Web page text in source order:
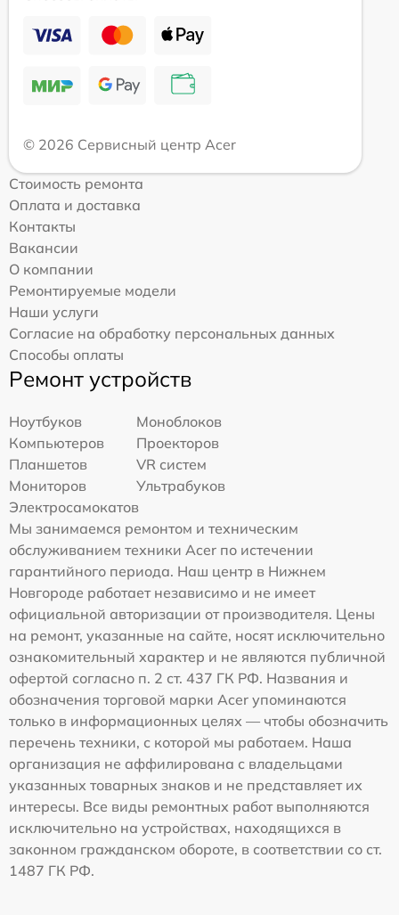
© 2026 Сервисный центр Acer
Стоимость ремонта
Оплата и доставка
Контакты
Вакансии
О компании
Ремонтируемые модели
Наши услуги
Согласие на обработку персональных данных
Способы оплаты
Ремонт устройств
Ноутбуков
Моноблоков
Компьютеров
Проекторов
Планшетов
VR систем
Мониторов
Ультрабуков
Электросамокатов
Мы занимаемся ремонтом и техническим
обслуживанием техники Acer по истечении
гарантийного периода. Наш центр в Нижнем
Новгороде работает независимо и не имеет
официальной авторизации от производителя. Цены
на ремонт, указанные на сайте, носят исключительно
ознакомительный характер и не являются публичной
офертой согласно п. 2 ст. 437 ГК РФ. Названия и
обозначения торговой марки Acer упоминаются
только в информационных целях — чтобы обозначить
перечень техники, с которой мы работаем. Наша
организация не аффилирована с владельцами
указанных товарных знаков и не представляет их
интересы. Все виды ремонтных работ выполняются
исключительно на устройствах, находящихся в
законном гражданском обороте, в соответствии со ст.
1487 ГК РФ.